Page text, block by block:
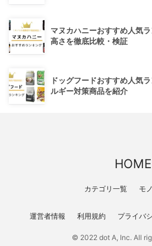
マヌカハニーおすすめ人気
高さを徹底比較・検証
ドッグフードおすすめ人気
ルギー対策商品を紹介
HOME
カテゴリ一覧 モ
運営者情報 利用規約 プライバ
© 2022 dot A, Inc. All